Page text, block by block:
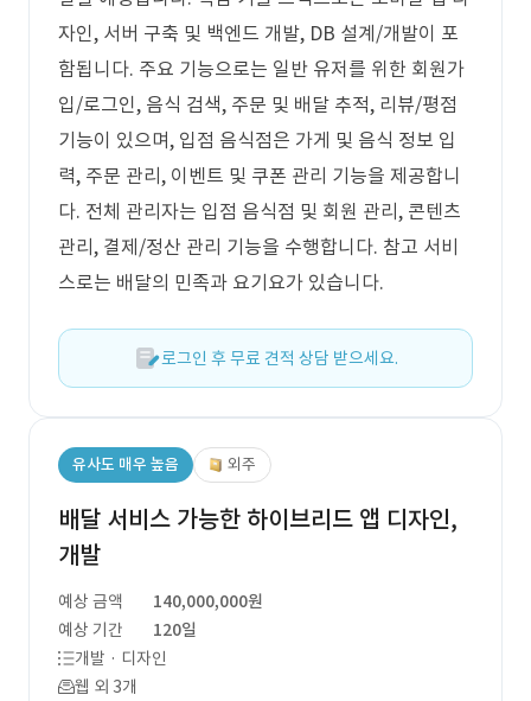
자인, 서버 구축 및 백엔드 개발, DB 설계/개발이 포
함됩니다. 주요 기능으로는 일반 유저를 위한 회원가
입/로그인, 음식 검색, 주문 및 배달 추적, 리뷰/평점
기능이 있으며, 입점 음식점은 가게 및 음식 정보 입
력, 주문 관리, 이벤트 및 쿠폰 관리 기능을 제공합니
다. 전체 관리자는 입점 음식점 및 회원 관리, 콘텐츠
관리, 결제/정산 관리 기능을 수행합니다. 참고 서비
스로는 배달의 민족과 요기요가 있습니다.
로그인 후 무료 견적 상담 받으세요.
유사도 매우 높음 외주
배달 서비스 가능한 하이브리드 앱 디자인,
개발
예상 금액
140,000,000원
예상 기간
120일
개발 · 디자인
웹 외 3개